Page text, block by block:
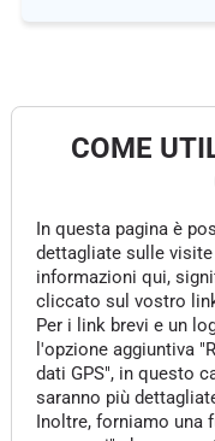
COME
In questa pagina è
dettagliate sulle
informazioni qui,
cliccato sul vostro
Per i link brevi e un
l'opzione aggiuntiva
dati GPS", in questo
saranno più
Inoltre, forniamo una